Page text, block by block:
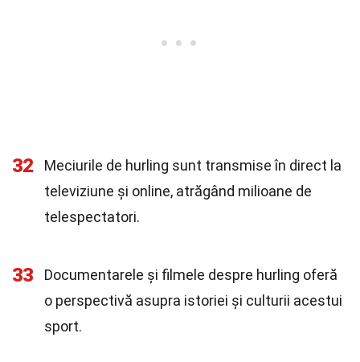
32
Meciurile de hurling sunt transmise în direct la
televiziune și online, atrăgând milioane de
telespectatori.
33
Documentarele și filmele despre hurling oferă
o perspectivă asupra istoriei și culturii acestui
sport.